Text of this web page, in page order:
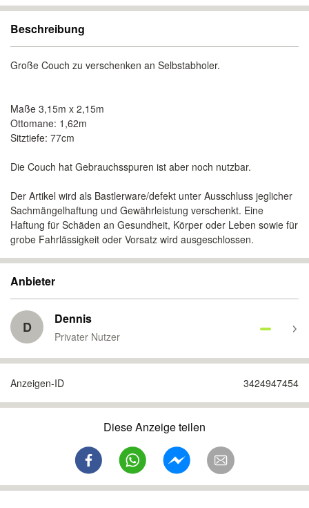
Beschreibung
Große Couch zu verschenken an Selbstabholer.
Maße 3,15m x 2,15m
Ottomane: 1,62m
Sitztiefe: 77cm
Die Couch hat Gebrauchsspuren ist aber noch nutzbar.
Der Artikel wird als Bastlerware/defekt unter Ausschluss jeglicher
Sachmängelhaftung und Gewährleistung verschenkt. Eine
Haftung für Schäden an Gesundheit, Körper oder Leben sowie für
grobe Fahrlässigkeit oder Vorsatz wird ausgeschlossen.
Anbieter
D Dennis
Privater Nutzer
Anzeigen-ID 3424947454
Diese Anzeige teilen